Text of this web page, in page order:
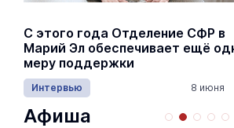
С этого года Отделение СФР в
Марий Эл обеспечивает ещё
меру поддержки
Интервью 8 июня
Афиша